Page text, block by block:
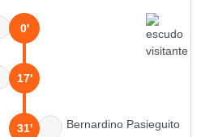
0'
17'
Bernardino Pasieguito
31'